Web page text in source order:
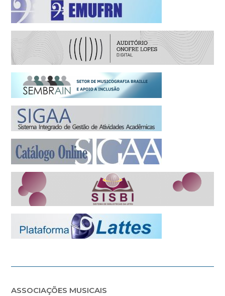
ASSOCIAÇÕES MUSICAIS